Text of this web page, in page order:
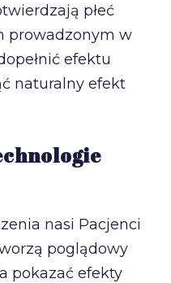
płeć
prowadzonym w
efektu
naturalny efekt
nasi Pacjenci
poglądowy
pokazać efekty